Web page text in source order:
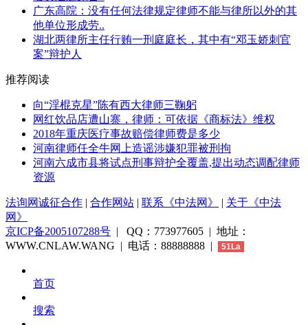
广东高院：没有任何法律规定律师不能与律所以外的其
他单位形成劳..
湖北两律所主任行贿一刑庭庭长，其中有“邓玉娇刺官
案”辩护人
推荐阅读
向“淫棍克星”陈有西大律师三鞠躬
网红饮品店遭山寨，律师：可依据《商标法》维权
2018年重庆医疗事故赔偿律师费是多少
河南律师任全牛网上造谣涉嫌犯罪被刑拘
河南六成市县将试点刑事辩护全覆盖,提出动态调配律师
资源
法询网诚征合作 | 合作网站 | 联系《中法网》 | 关于《中法
网》
京ICP备2005107288号 | QQ：773977605 | 地址：
WWW.CNLAW.WANG | 电话：88888888 |
51La
首页
搜索